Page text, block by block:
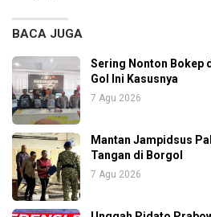
BACA JUGA
Sering Nonton Bokep
Gol Ini Kasusnya
7 Agu 2026
Mantan Jampidsus
Tangan di Borgol
7 Agu 2026